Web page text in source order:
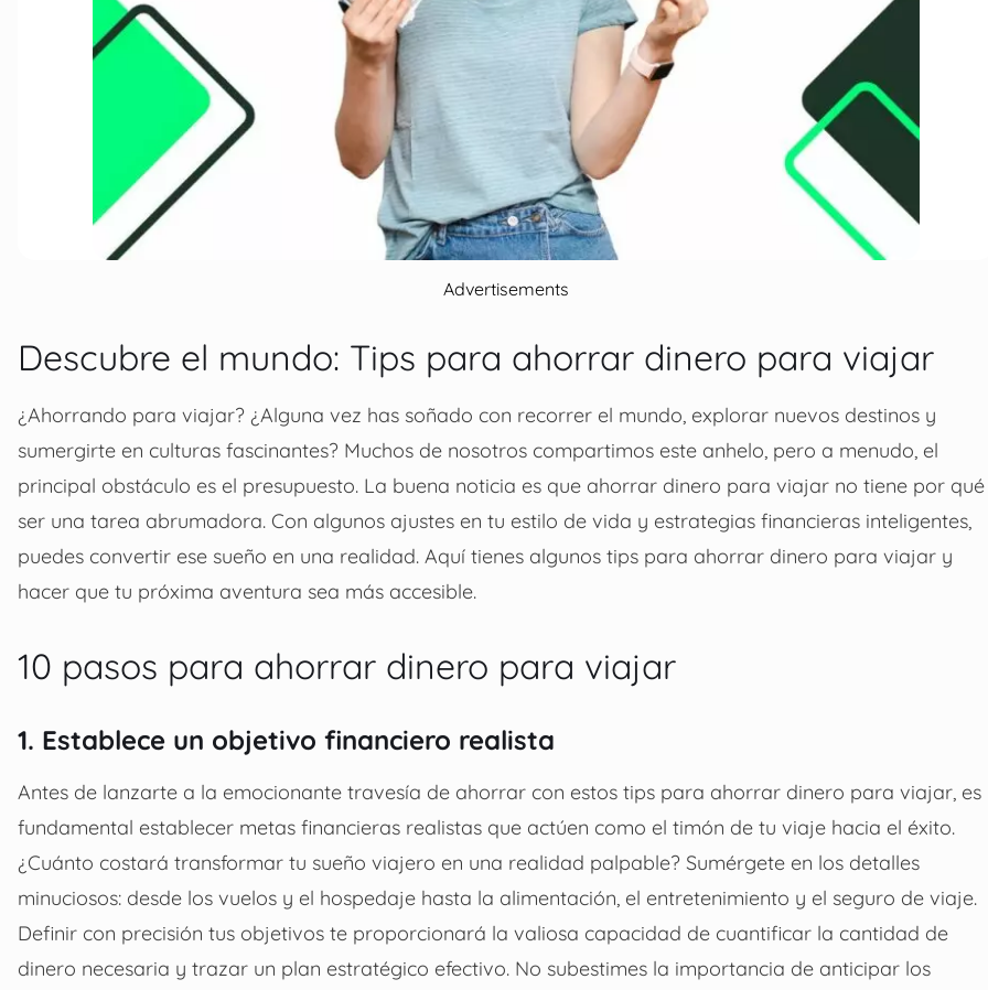
Advertisements
Descubre el mundo: Tips para ahorrar dinero para viajar
¿Ahorrando para viajar? ¿Alguna vez has soñado con recorrer el mundo, explorar nuevos destinos y
sumergirte en culturas fascinantes? Muchos de nosotros compartimos este anhelo, pero a menudo, el
principal obstáculo es el presupuesto. La buena noticia es que ahorrar dinero para viajar no tiene por qué
ser una tarea abrumadora. Con algunos ajustes en tu estilo de vida y estrategias financieras inteligentes,
puedes convertir ese sueño en una realidad. Aquí tienes algunos tips para ahorrar dinero para viajar y
hacer que tu próxima aventura sea más accesible.
10 pasos para ahorrar dinero para viajar
1. Establece un objetivo financiero realista
Antes de lanzarte a la emocionante travesía de ahorrar con estos tips para ahorrar dinero para viajar , es
fundamental establecer metas financieras realistas que actúen como el timón de tu viaje hacia el éxito.
¿Cuánto costará transformar tu sueño viajero en una realidad palpable? Sumérgete en los detalles
minuciosos: desde los vuelos y el hospedaje hasta la alimentación, el entretenimiento y el seguro de viaje.
Definir con precisión tus objetivos te proporcionará la valiosa capacidad de cuantificar la cantidad de
dinero necesaria y trazar un plan estratégico efectivo. No subestimes la importancia de anticipar los